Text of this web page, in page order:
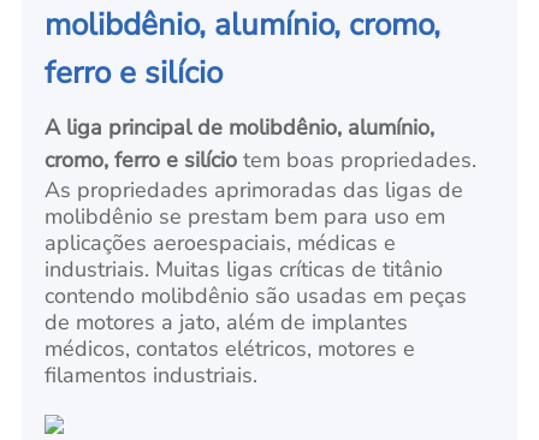
molibdênio, alumínio, cromo,
ferro e silício
A liga principal de molibdênio, alumínio,
cromo, ferro e silíciotem boas propriedades.
As propriedades aprimoradas das ligas de
molibdênio se prestam bem para uso em
aplicações aeroespaciais, médicas e
industriais. Muitas ligas críticas de titânio
contendo molibdênio são usadas em peças
de motores a jato, além de implantes
médicos, contatos elétricos, motores e
filamentos industriais.